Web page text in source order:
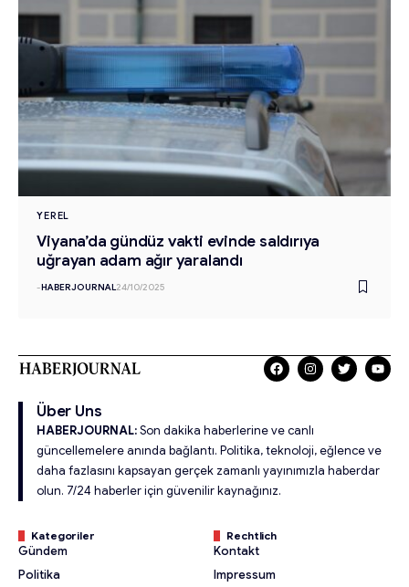
YEREL
Viyana’da gündüz vakti evinde saldırıya
uğrayan adam ağır yaralandı
-HABERJOURNAL24/10/2025
Über Uns
HABERJOURNAL:Son dakika haberlerine ve canlı
güncellemelere anında bağlantı. Politika, teknoloji, eğlence ve
daha fazlasını kapsayan gerçek zamanlı yayınımızla haberdar
olun. 7/24 haberler için güvenilir kaynağınız.
Kategoriler
Gündem
Politika
Rechtlich
Kontakt
Impressum